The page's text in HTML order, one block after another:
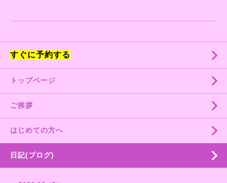
すぐに予約する
トップページ
ご挨拶
はじめての方へ
日記(ブログ)